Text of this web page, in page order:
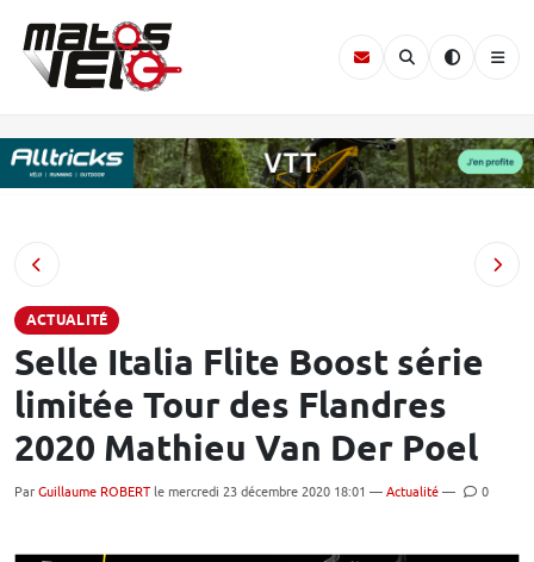
ACTUALITÉ
Selle Italia Flite Boost série
limitée Tour des Flandres
2020 Mathieu Van Der Poel
Par Guillaume ROBERT le mercredi 23 décembre 2020 18:01 — Actualité — 0